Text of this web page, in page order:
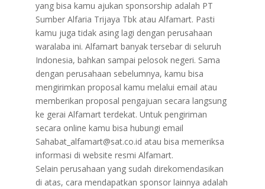
yang bisa kamu ajukan sponsorship adalah PT
Sumber Alfaria Trijaya Tbk atau Alfamart. Pasti
kamu juga tidak asing lagi dengan perusahaan
waralaba ini. Alfamart banyak tersebar di seluruh
Indonesia, bahkan sampai pelosok negeri. Sama
dengan perusahaan sebelumnya, kamu bisa
mengirimkan proposal kamu melalui email atau
memberikan proposal pengajuan secara langsung
ke gerai Alfamart terdekat. Untuk pengiriman
secara online kamu bisa hubungi email
Sahabat_alfamart@sat.co.id atau bisa memeriksa
informasi di website resmi Alfamart.
​Selain perusahaan yang sudah direkomendasikan
di atas, cara mendapatkan sponsor lainnya adalah